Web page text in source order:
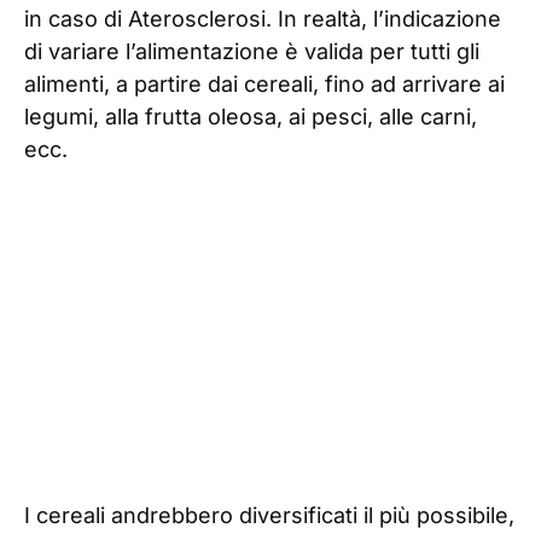
in caso di Aterosclerosi. In realtà, l’indicazione
di variare l’alimentazione è valida per tutti gli
alimenti, a partire dai cereali, fino ad arrivare ai
legumi, alla frutta oleosa, ai pesci, alle carni,
ecc.
I cereali andrebbero diversificati il più possibile,